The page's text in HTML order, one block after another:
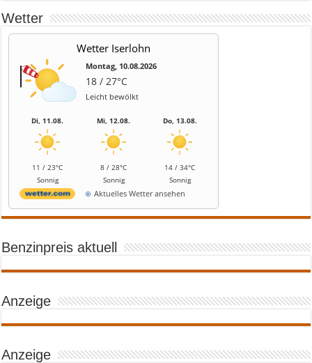
Wetter
Wetter Iserlohn
Montag, 10.08.2026
18 / 27°C
Leicht bewölkt
Di, 11.08.
11 / 23°C
Sonnig
Mi, 12.08.
8 / 28°C
Sonnig
Do, 13.08.
14 / 34°C
Sonnig
Aktuelles Wetter ansehen
Benzinpreis aktuell
Anzeige
Anzeige